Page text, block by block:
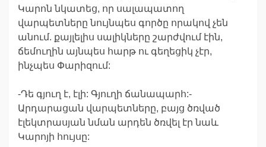
Կարոն նկատեց, որ սալապատող
վարպետները նույնպես գործը որակով չեն
անում. քայլելիս սալիկները շարժվում էին,
ճեմուղին այնպես հարթ ու գեղեցիկ չէր,
ինչպես Փարիզում:
-Դե գյուղ է, էլի: Գյուղի ճանապարհ:-
Արդարացան վարպետները, բայց ծռված
էլեկտրասյան նման արդեն ծռվել էր նաև
Կարոյի հույսը: